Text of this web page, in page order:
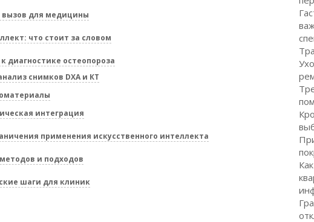
вызов для медицины
что стоит за словом
диагностике остеопороза
снимков DXA и КТ
интеграция
применения искусственного интеллекта
и подходов
шаги для клиник